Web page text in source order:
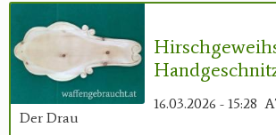
16.03.2026 - 15:28
Der Drau